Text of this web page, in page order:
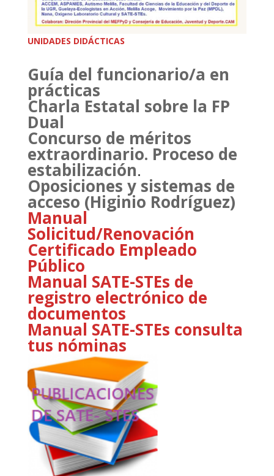
UNIDADES DIDÁCTICAS
Guía del funcionario/a en
prácticas
Charla Estatal sobre la FP
Dual
Concurso de méritos
extraordinario. Proceso de
estabilización.
Oposiciones y sistemas de
acceso (Higinio Rodríguez)
Manual
Solicitud/Renovación
Certificado Empleado
Público
Manual SATE-STEs de
registro electrónico de
documentos
Manual SATE-STEs consulta
tus nóminas